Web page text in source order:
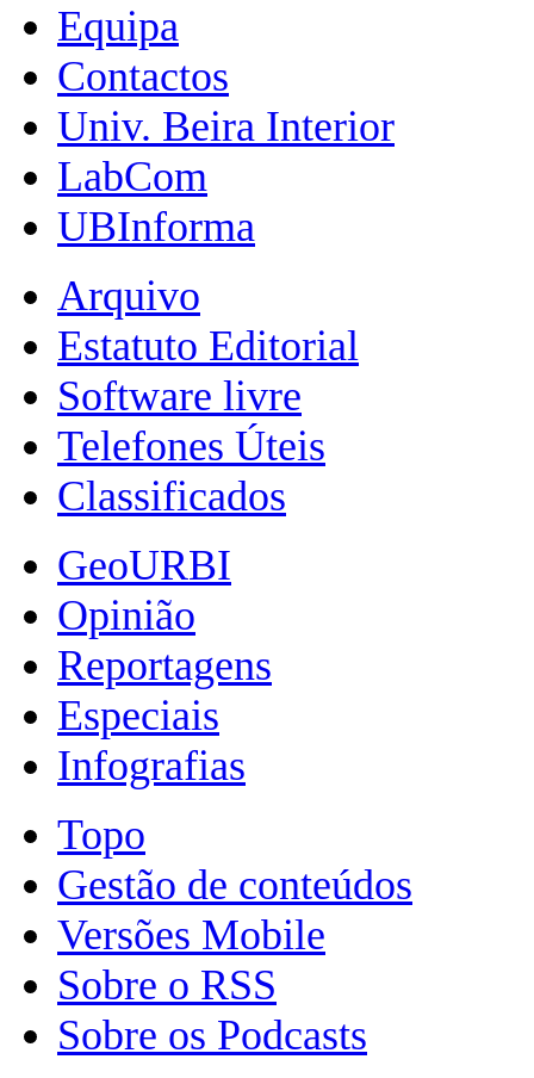
Equipa
Contactos
Univ. Beira Interior
LabCom
UBInforma
Arquivo
Estatuto Editorial
Software livre
Telefones Úteis
Classificados
GeoURBI
Opinião
Reportagens
Especiais
Infografias
Topo
Gestão de conteúdos
Versões Mobile
Sobre o RSS
Sobre os Podcasts